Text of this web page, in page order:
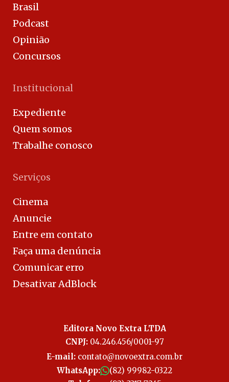
Brasil
Podcast
Opinião
Concursos
Institucional
Expediente
Quem somos
Trabalhe conosco
Serviços
Cinema
Anuncie
Entre em contato
Faça uma denúncia
Comunicar erro
Desativar AdBlock
Editora Novo Extra LTDA
CNPJ:04.246.456/0001-97
E-mail: contato@novoextra.com.br
WhatsApp:
(82) 99982-0322